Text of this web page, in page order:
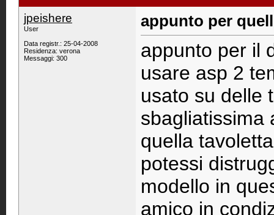
jpeishere
User
Data registr.: 25-04-2008
Residenza: verona
Messaggi: 300
appunto per
appunto per il
usare asp 2
usato su delle
sbagliatissima
quella
potessi
modello in
amico in